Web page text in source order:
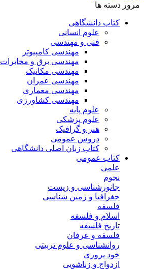
مرور دسته ها
کتاب دانشگاهی
علوم انسانی
فنی و مهندسی
مهندسی کامپیوتر
مهندسی برق و مخابرات
مهندسی مکانیک
مهندسی عمران
مهندسی معماری
مهندسی کشاورزی
علوم پایه
علوم پزشکی
هنر و گرافیک
دروس عمومی
کتاب زبان اصلی دانشگاهی
کتاب عمومی
علمی
نجوم
جانورشناسی و زیست
جغرافیا و زمین شناسی
فلسفه
اسلام و فلسفه
تاریخ فلسفه
فلسفه و عرفان
روانشناسی و علوم تربیتی
خود پروری
ازدواج و زناشویی